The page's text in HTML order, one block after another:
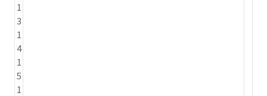
1
3
1
4
1
5
1